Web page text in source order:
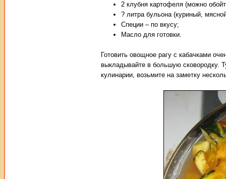
2 клубня картофеля (можно
? литра бульона (куриный,
Специи – по вкусу;
Масло для готовки.
Готовить овощное рагу с кабачками
выкладывайте в большую сковородку.
кулинарии, возьмите на заметку